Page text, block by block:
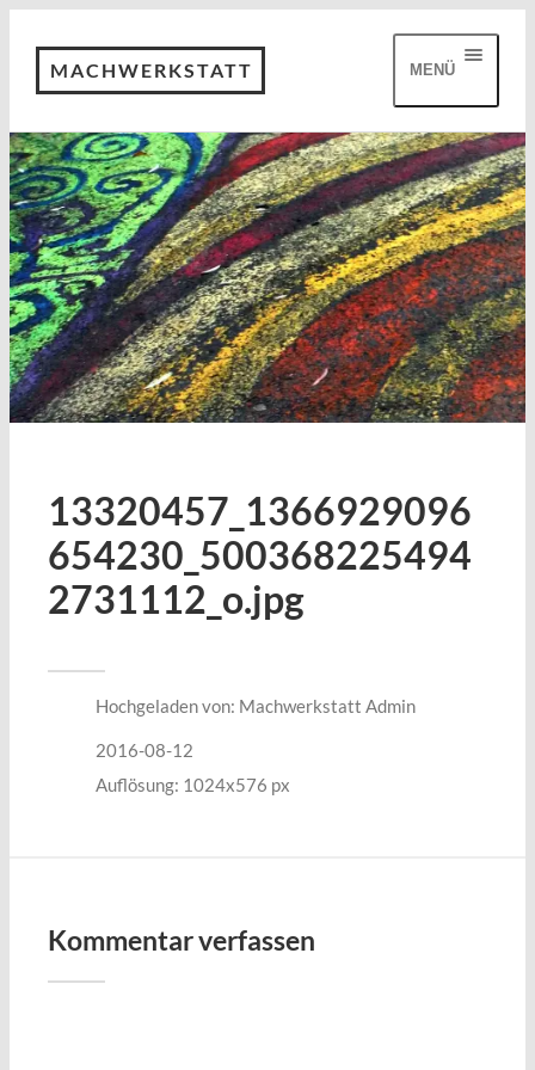
MACHWERKSTATT MENÜ
13320457_1366929096
654230_500368225494
2731112_o.jpg
Hochgeladen von: Machwerkstatt Admin
2016-08-12
Auflösung: 1024x576 px
Kommentar verfassen